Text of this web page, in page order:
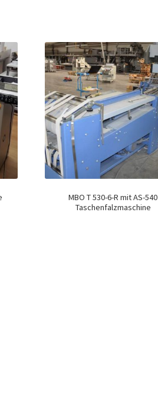
MBO T 530-6-R mit AS-540
Taschenfalzmaschine